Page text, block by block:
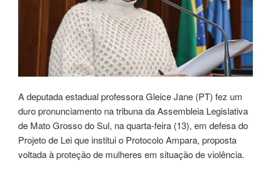
A deputada estadual professora Gleice Jane (PT) fez um
duro pronunciamento na tribuna da Assembleia Legislativa
de Mato Grosso do Sul, na quarta-feira (13), em defesa do
Projeto de Lei que institui o Protocolo Ampara, proposta
voltada à proteção de mulheres em situação de violência.